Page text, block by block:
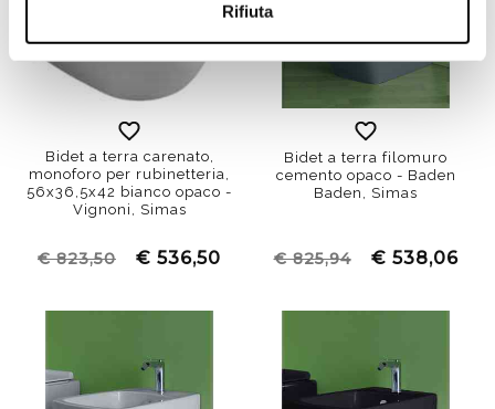
Rifiuta
Bidet a terra carenato,
monoforo per rubinetteria,
56x36,5x42 bianco opaco -
Vignoni, Simas
€ 823,50 € 536,50
Bidet a terra filomuro
cemento opaco - Baden
Baden, Simas
€ 825,94 € 538,06